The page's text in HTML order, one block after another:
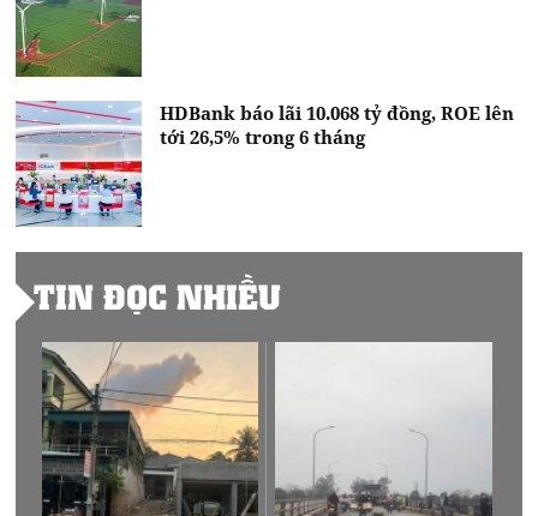
HDBank báo lãi 10.068 tỷ đồng, ROE lên
tới 26,5% trong 6 tháng
TIN ĐỌC NHIỀU